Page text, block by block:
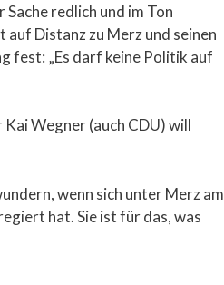
redlich und im Ton
Distanz zu Merz und seinen
fest: „Es darf keine Politik auf
Wegner (auch CDU) will
wenn sich unter Merz am
hat. Sie ist für das, was